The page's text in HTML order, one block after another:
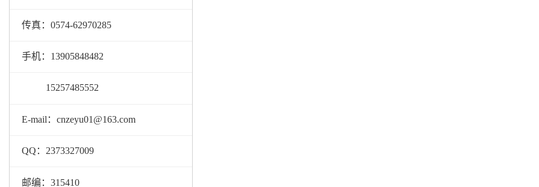
传真：0574-62970285
手机：13905848482
15257485552
E-mail：cnzeyu01@163.com
QQ：2373327009
邮编： 315410